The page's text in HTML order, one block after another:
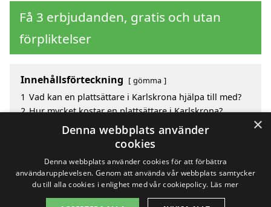
Få 3 erbjudanden, gratis och utan
förpliktelser
Innehållsförteckning gömma
1 Vad kan en plattsättare i Karlskrona hjälpa till med?
2 Hur mycket kostar en plattsättare i Karlskrona?
Fördelar med att välja plattsättare i Karlskrona
Sök efter en skicklig plattsättare i de omgivande
städerna till Karlskrona
×
Denna webbplats använder
cookies
Denna webbplats använder cookies för att förbättra
användarupplevelsen. Genom att använda vår webbplats samtycker
du till alla cookies i enlighet med vår cookiepolicy. Läs mer